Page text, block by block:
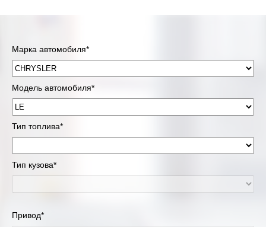
Марка автомобиля*
Модель автомобиля*
Тип топлива*
Тип кузова*
Привод*